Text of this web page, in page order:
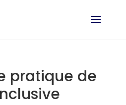
pratique de